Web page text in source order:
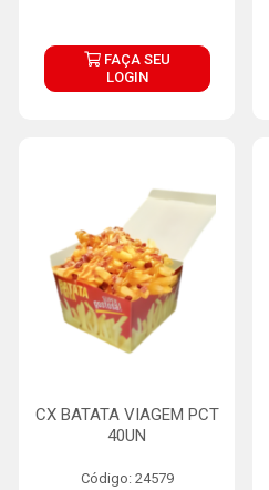
FAÇA SEU
LOGIN
CX BATATA VIAGEM PCT
40UN
Código: 24579